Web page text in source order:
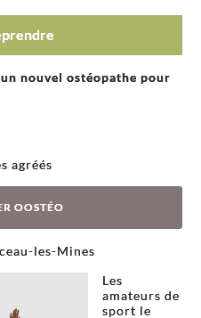
nouvel ostéopathe pour
agréés
OOSTÉO
les-Mines
Les
amateurs de
sport le